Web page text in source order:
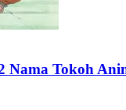
Tokoh